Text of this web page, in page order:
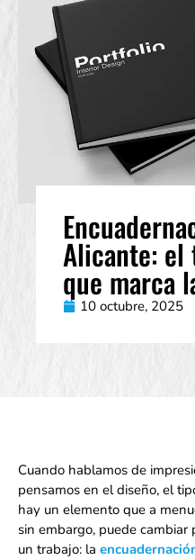
Alicante: el
que marca
10 octubre, 2025
Cuando hablamos de
pensamos en el diseño, el
hay un elemento que a
sin embargo, puede
un trabajo: la